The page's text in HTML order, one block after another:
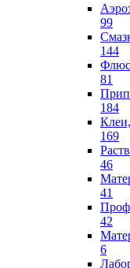
99
144
81
184
169
46
41
42
6